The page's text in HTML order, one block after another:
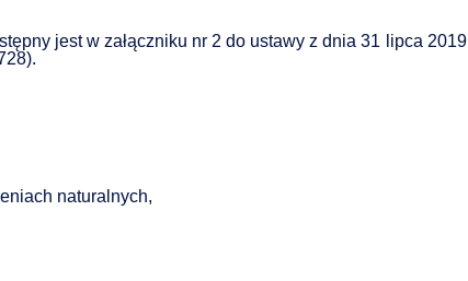
jest w załączniku nr 2 do ustawy z dnia 31 lipca 2019
naturalnych,